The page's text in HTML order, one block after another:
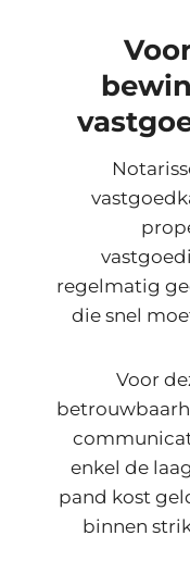
regelmatig
die snel
Voor
enkel de
pand kost
binnen